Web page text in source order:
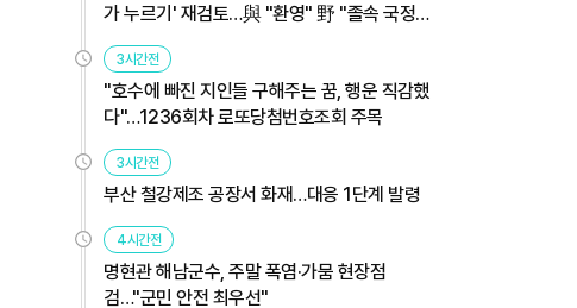
가 누르기' 재검토…與 "환영" 野 "졸속 국정"
外
3시간전
"호수에 빠진 지인들 구해주는 꿈, 행운 직감했
다"…1236회차 로또당첨번호조회 주목
3시간전
부산 철강제조 공장서 화재…대응 1단계 발령
4시간전
명현관 해남군수, 주말 폭염·가뭄 현장점
검…"군민 안전 최우선"